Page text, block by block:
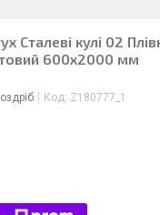
Сталеві кулі 02
600х2000 мм
Код: Z180777_1